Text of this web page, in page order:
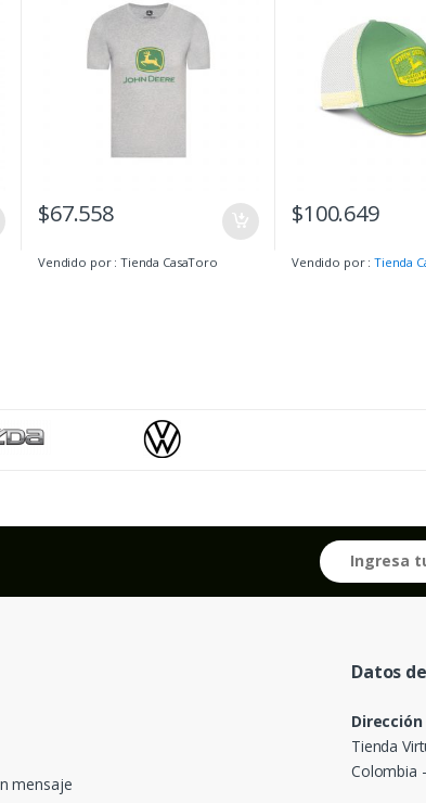
$67.558
Vendido por : Tienda CasaToro
$100.649
Vendido por :Tienda
mensaje
Datos
Dirección
Tienda
Colombia